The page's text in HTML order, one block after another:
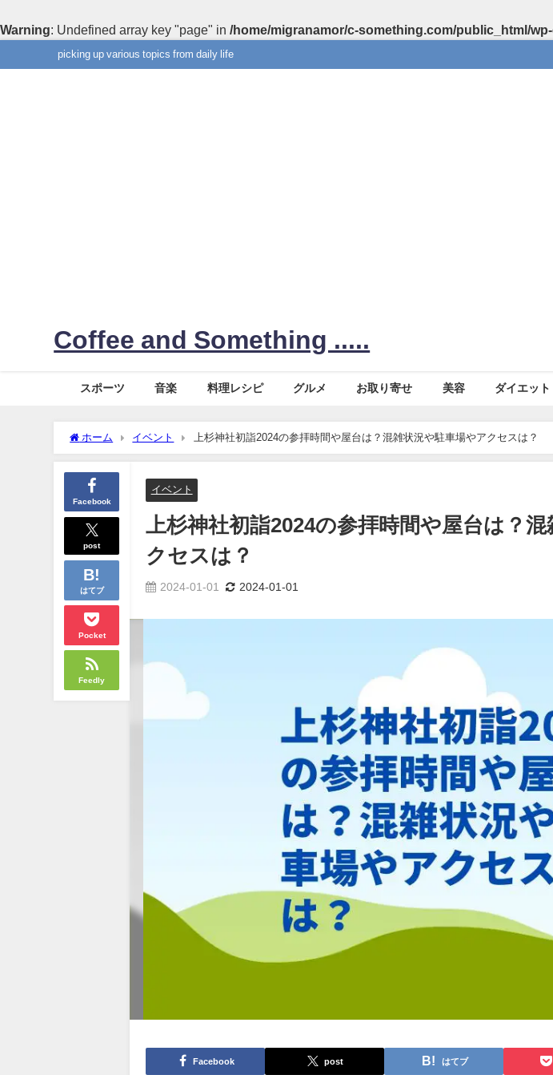
Warning: Undefined array key "page" in /home/migranamor/c-something.com/public_html/
picking up various topics from daily life
Coffee and Something .....
スポーツ 音楽 料理レシピ グルメ お取り寄せ 美容 ダイエット
ホーム イベント 上杉神社初詣2024の参拝時間や屋台は？混雑状況や駐車場やアクセスは？
Facebook
post
はてブ
Pocket
Feedly
イベント
上杉神社初詣2024の参拝時間や屋台は？
クセスは？
2024-01-01 2024-01-01
Facebook post はてブ